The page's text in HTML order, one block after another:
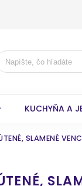
KUCHYŇA A
SLAMENÉ